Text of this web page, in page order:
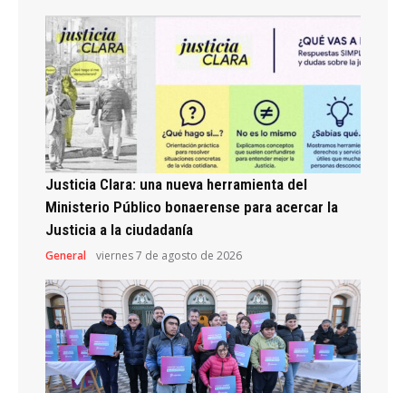
Justicia Clara: una nueva herramienta del
Ministerio Público bonaerense para acercar la
Justicia a la ciudadanía
General viernes 7 de agosto de 2026